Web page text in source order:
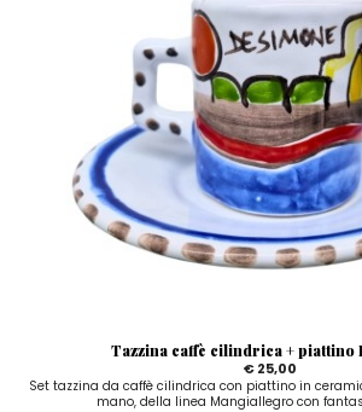
Tazzina caffè cilindrica + piattino
€ 25,00
Set tazzina da caffè cilindrica con piattino in
mano, della linea Mangiallegro con